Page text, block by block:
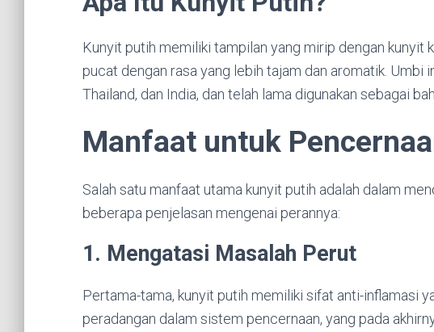
Kunyit putih memiliki tampilan yang mirip dengan kunyit
pucat dengan rasa yang lebih tajam dan aromatik. Umbi
Thailand, dan India, dan telah lama digunakan sebagai
Manfaat untuk
Salah satu manfaat utama kunyit putih adalah dalam
beberapa penjelasan mengenai perannya:
1. Mengatasi Masalah Perut
Pertama-tama, kunyit putih memiliki sifat anti-inflamasi
peradangan dalam sistem pencernaan, yang pada